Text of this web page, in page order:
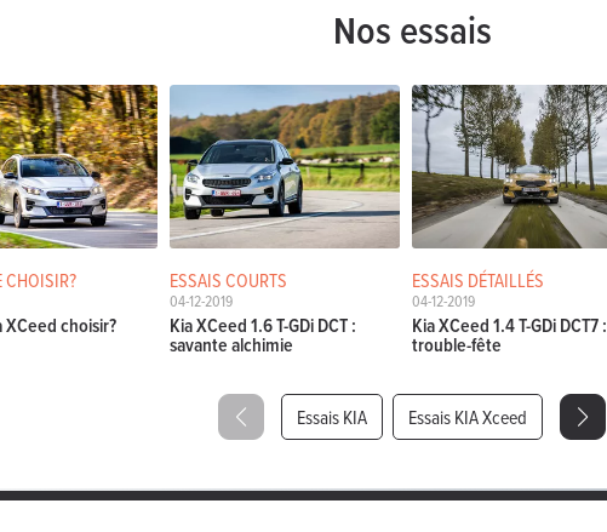
Nos essais
CHOISIR?
XCeed choisir?
ESSAIS COURTS
04-12-2019
Kia XCeed 1.6 T-GDi DCT :
savante alchimie
ESSAIS DÉTAILLÉS
04-12-2019
Kia XCeed 1.4 T-GDi DCT7 :
trouble-fête
Essais KIA Essais KIA Xceed